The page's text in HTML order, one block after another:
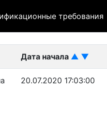
требования
Дата начала ▲ ▼
20.07.2020 17:03:00